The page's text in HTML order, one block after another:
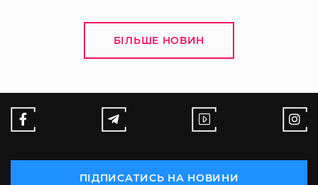
БІЛЬШЕ НОВИН
ПІДПИСАТИСЬ НА НОВИНИ